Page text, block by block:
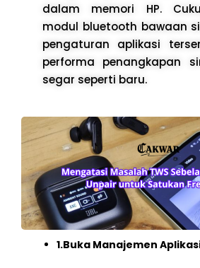
dalam memori HP.
modul bluetooth bawaan
pengaturan aplikasi
performa penangkapan
segar seperti baru.
1.Buka Manajemen